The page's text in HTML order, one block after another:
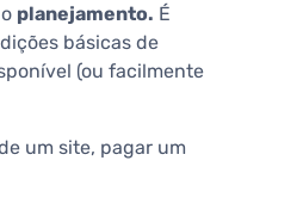
planejamento. É
básicas de
(ou facilmente
um site, pagar um